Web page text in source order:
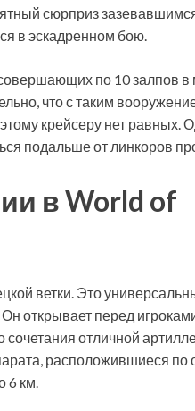
сюрприз
в эскадренном бою.
по 10 залпов в
что с таким
крейсеру нет равных.
подальше от линкоров
в World of
ветки. Это
открывает перед
сочетания отличной
расположившиеся по
6 км.